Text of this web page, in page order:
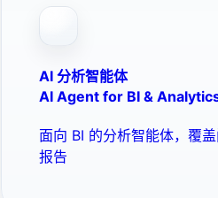
AI 分析智能体
AI Agent for BI &
面向 BI 的分析智能体，覆
报告